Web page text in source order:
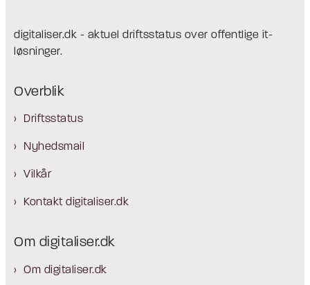
digitaliser.dk - aktuel driftsstatus over offentlige it-
løsninger.
Overblik
Driftsstatus
Nyhedsmail
Vilkår
Kontakt digitaliser.dk
Om digitaliser.dk
Om digitaliser.dk